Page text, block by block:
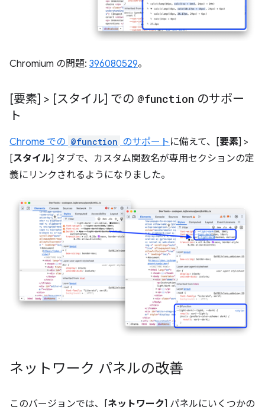
Chromium の問題: 396080529。
[要素] > [スタイル] での @function のサポー
ト
Chrome での @function のサポート に備えて、[要素] >
[スタイル] タブで、カスタム関数名が専用セクションの定
義にリンクされるようになりました。
ネットワーク パネルの改善
このバージョンでは、[ネットワーク] パネルにいくつかの